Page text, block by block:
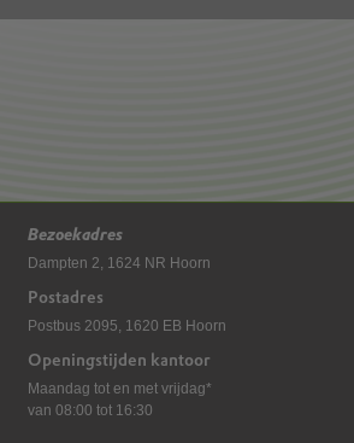
Bezoekadres
Dampten 2, 1624 NR Hoorn
Postadres
Postbus 2095, 1620 EB Hoorn
Openingstijden kantoor
Maandag tot en met vrijdag*
van 08:00 tot 16:30